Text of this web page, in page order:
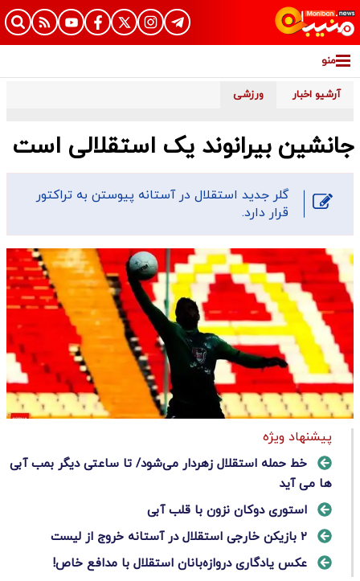
منو
آرشیو اخبار ورزشی
جانشین بیرانوند یک استقلالی است
گلر جدید استقلال در آستانه پیوستن به تراکتور
قرار دارد.
پیشنهاد ویژه
خط حمله استقلال زهردار می‌شود/ تا ساعتی دیگر بمب آبی
ها می آید
استوری دوکان نزون با قلب آبی
۲ بازیکن خارجی استقلال در آستانه خروج از لیست
عکس یادگاری دروازه‌بانان استقلال با مدافع خاص!​